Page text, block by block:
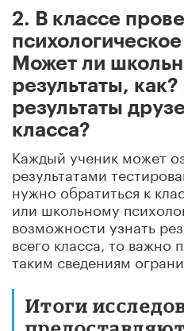
2. В классе
Может ли
результаты, как?
результаты
класса?
Каждый ученик может
результатами
нужно обратиться к
или школьному
возможности узнать
всего класса, то важно
таким сведениям
Итоги